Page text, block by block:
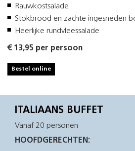
Rauwkostsalade
Stokbrood en zachte ingesneden
Heerlijke rundvleessalade
€ 13,95 per persoon
Bestel online
ITALIAANS BUFFET
Vanaf 20 personen
HOOFDGERECHTEN: